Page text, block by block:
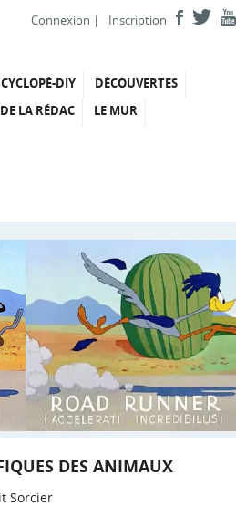
Connexion | Inscription
DIY
DÉCOUVERTES
LA RÉDAC
LE MUR
DES ANIMAUX
Sorcier